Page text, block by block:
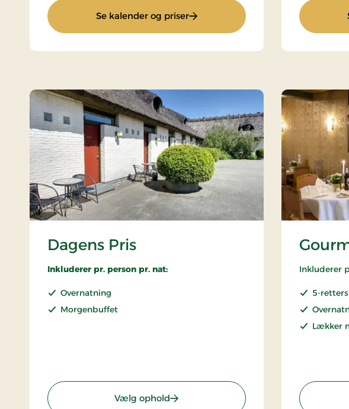
Se kalender og priser: weekend- og hverdagsophold 2
Dagens Pris
Inkluderer pr. person pr. nat:
Overnatning
Morgenbuffet
Vælg ophold: Dagens Pris
Inkluderer
5-
Lækker